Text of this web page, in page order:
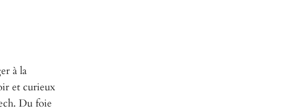
à la
et curieux
Du foie